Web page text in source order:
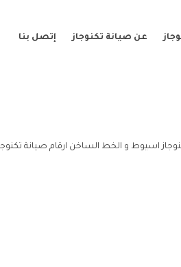
عن صيانة تكنوجاز إتصل بنا
اسيوط و الخط الساخن ارقام صيانة